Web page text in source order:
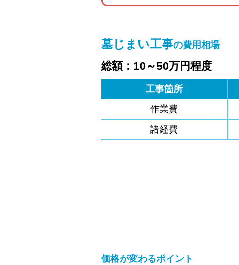
墓じまい工事の費用相場
総額：10～50万円程度
工事箇所
作業費
諸経費
価格が変わるポイント